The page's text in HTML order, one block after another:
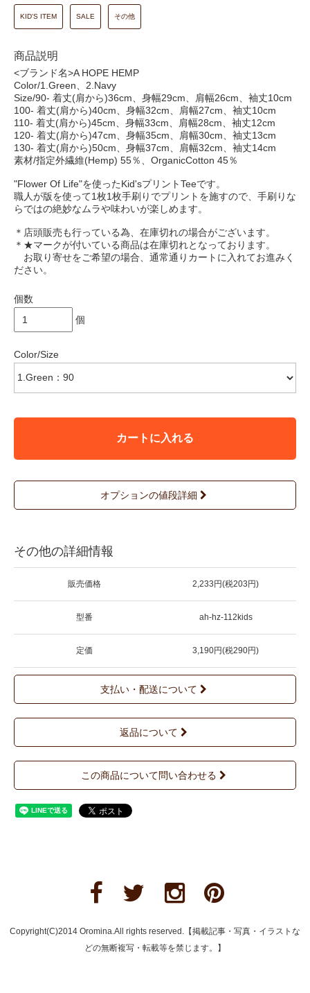
KID'S ITEM SALE その他
商品説明
<ブランド名>A HOPE HEMP
Color/1.Green、2.Navy
Size/90- 着丈(肩から)36cm、身幅29cm、肩幅26cm、袖丈10cm
100- 着丈(肩から)40cm、身幅32cm、肩幅27cm、袖丈10cm
110- 着丈(肩から)45cm、身幅33cm、肩幅28cm、袖丈12cm
120- 着丈(肩から)47cm、身幅35cm、肩幅30cm、袖丈13cm
130- 着丈(肩から)50cm、身幅37cm、肩幅32cm、袖丈14cm
素材/指定外繊維(Hemp) 55％、OrganicCotton 45％
"Flower Of Life"を使ったKid'sプリントTeeです。
職人が版を使って1枚1枚手刷りでプリントを施すので、手刷りな
らではの絶妙なムラや味わいが楽しめます。
＊店頭販売も行っている為、在庫切れの場合がございます。
＊★マークが付いている商品は在庫切れとなっております。
お取り寄せをご希望の場合、通常通りカートに入れてお進みく
ださい。
個数
個
Color/Size
カートに入れる
オプションの値段詳細
その他の詳細情報
販売価格 2,233円(税203円)
型番 ah-hz-112kids
定価 3,190円(税290円)
支払い・配送について
返品について
この商品について問い合わせる
Copyright(C)2014 Oromina.All rights reserved.【掲載記事・写真・イラストな
どの無断複写・転載等を禁じます。】